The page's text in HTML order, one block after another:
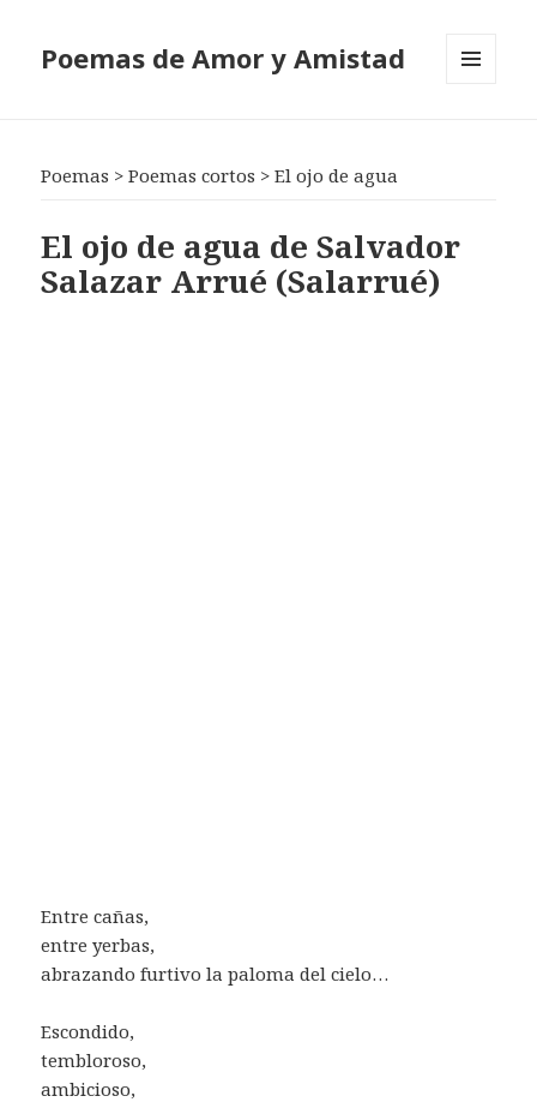
Poemas de Amor y Amistad
Poemas >Poemas cortos >El ojo de agua
El ojo de agua de Salvador
Salazar Arrué (Salarrué)
Entre cañas,
entre yerbas,
abrazando furtivo la paloma del cielo…
Escondido,
tembloroso,
ambicioso,